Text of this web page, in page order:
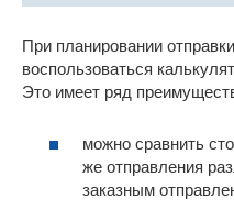
При планировании
воспользоваться
Это имеет ряд
можно сравнить
же отправления
заказным